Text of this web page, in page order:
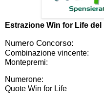
Estrazione Win for Life del
Numero Concorso:
Combinazione vincente:
Montepremi:
Numerone:
Quote Win for Life